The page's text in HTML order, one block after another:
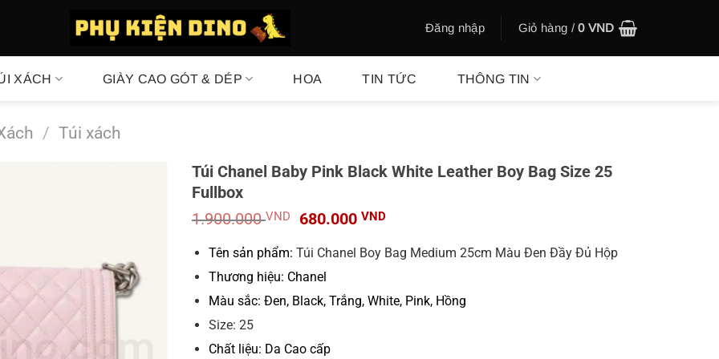
Đăng nhập Giỏ hàng /0 VND
XÁCH GIÀY CAO GÓT & DÉP HOA TIN TỨC THÔNG TIN
/ Túi xách
Túi Chanel Baby Pink Black White Leather Boy Bag Size 25
Fullbox
1.900.000VND
Giá
là:
1.900.000 VND.
680.000 VNDGiá
tại
là:
Tên sản phẩm: Túi Chanel Boy Bag Medium 25cm Màu Đen Đầy Đủ Hộp
Thương hiệu: Chanel
Màu sắc: Đen, Black, Trắng, White, Pink, Hồng
Size: 25
Chất liệu: Da Cao cấp